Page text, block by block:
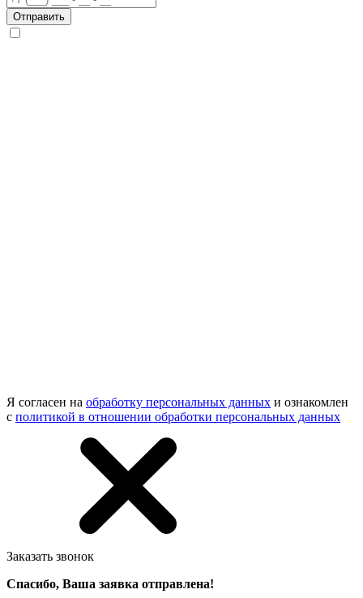
Отправить
Я согласен на обработку персональных данных и ознакомлен
с политикой в отношении обработки персональных данных
Заказать звонок
Спасибо, Ваша заявка отправлена!